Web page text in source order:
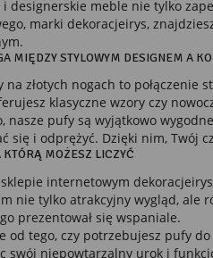
i designerskie meble nie tylko
marki dekoracjeirys,
MIĘDZY STYLOWYM DESIGNEM A
na złotych nogach to
klasyczne wzory czy
nasze pufy są wyjątkowo
się i odprężyć. Dzięki nim, Twój
KTÓRĄ MOŻESZ LICZYĆ
internetowym
nie tylko atrakcyjny wygląd, ale
prezentował się wspaniale.
od tego, czy potrzebujesz pufy
swój niepowtarzalny urok i